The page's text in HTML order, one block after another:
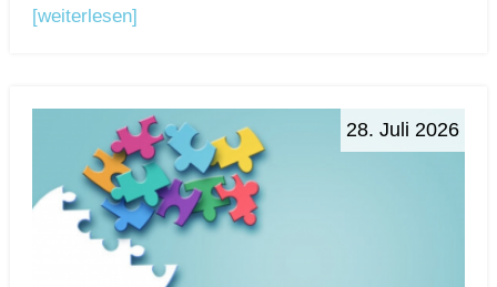
[weiterlesen]
28. Juli 2026